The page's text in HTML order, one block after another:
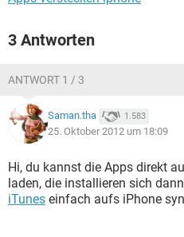
3 Antworten
ANTWORT 1 / 3
Saman.tha 1.583
25. Oktober 2012 um 18:09
Hi, du kannst die Apps direkt
laden, die installieren sich
iTunes einfach aufs iPhone